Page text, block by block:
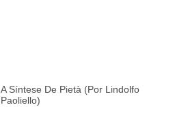
A Síntese De Pietà (por Lindolfo
Paoliello)